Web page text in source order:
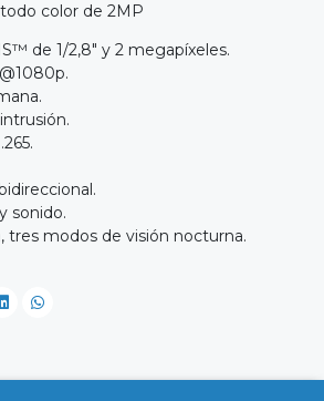
color de 2MP
de 1/2,8" y 2 megapíxeles.
.
sonido.
tres modos de visión nocturna.